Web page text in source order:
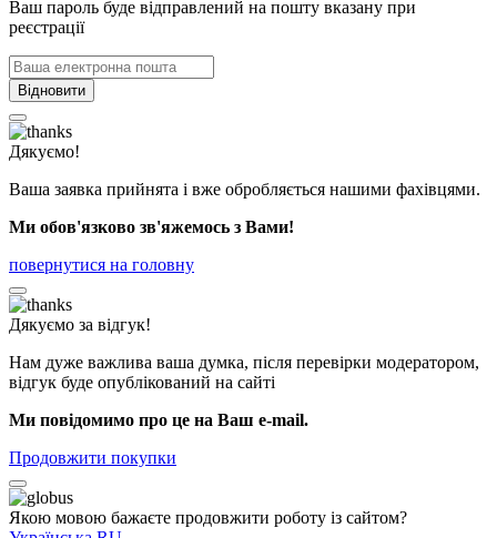
Ваш пароль буде відправлений на пошту вказану при
реєстрації
Відновити
Дякуємо!
Ваша заявка прийнята і вже обробляється нашими фахівцями.
Ми обов'язково зв'яжемось з Вами!
повернутися на головну
Дякуємо за відгук!
Нам дуже важлива ваша думка, після перевірки модератором,
відгук буде опублікований на сайті
Ми повідомимо про це на Ваш e-mail.
Продовжити покупки
Якою мовою бажаєте продовжити роботу із сайтом?